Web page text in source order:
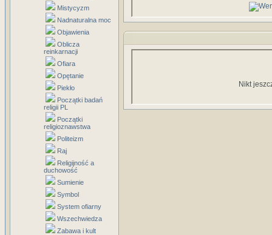
Mistycyzm
Nadnaturalna moc
Objawienia
Oblicza
reinkarnacji
Ofiara
Opętanie
Piekło
Początki badań
religii PL
Początki
religioznawstwa
Politeizm
Raj
Religijność a
duchowość
Sumienie
Symbol
System ofiarny
Wszechwiedza
Zabawa i kult
Nikt